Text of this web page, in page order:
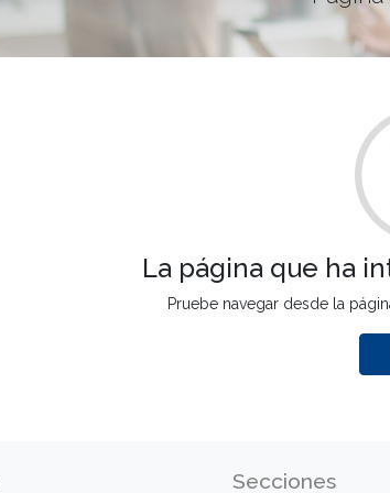
La página que ha
Pruebe navegar desde la
Secciones